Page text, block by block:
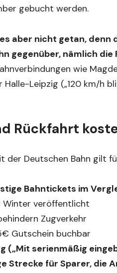
gebucht werden.
aber nicht getan, denn
gegenüber, nämlich
wie
Halle-Leipzig („120 km/h
Rückfahrt
der Deutschen Bahn gilt
Bahntickets im
Winter veröffentlicht
Zugverkehr
Gutschein buchbar
(„Mit serienmäßig
Strecke für Sparer, die